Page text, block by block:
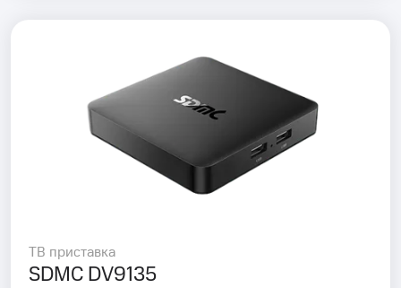
ТВ приставка
SDMC DV9135